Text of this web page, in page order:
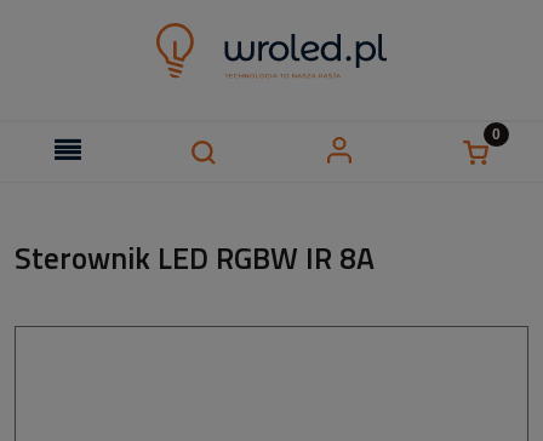
Sterownik LED RGBW IR 8A